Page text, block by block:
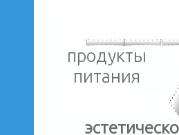
продукты
питания